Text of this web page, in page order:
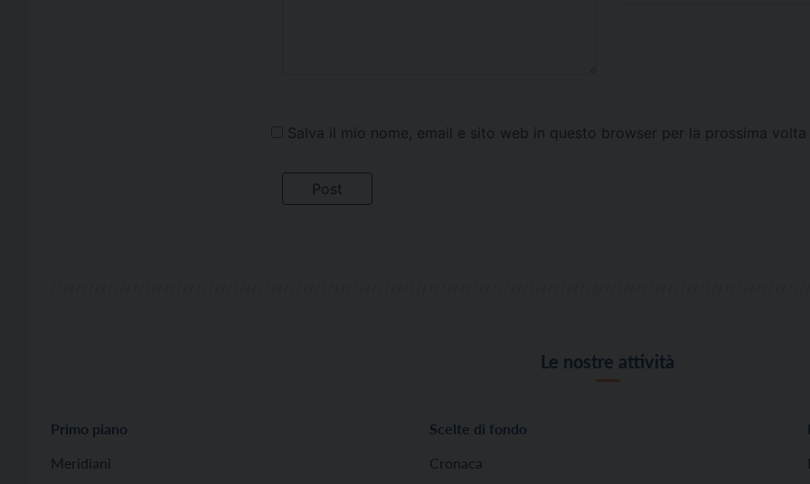
Salva il mio nome, email e sito web in questo browser per la prossima
Le nostre attività
Primo piano
Meridiani
Scelte di fondo
Cronaca